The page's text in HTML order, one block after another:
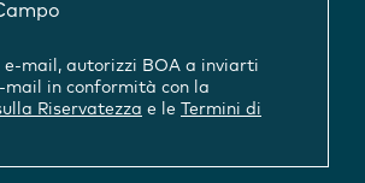
e-mail, autorizzi BOA a inviarti
mail in conformità con la
Riservatezza e le
Termini di